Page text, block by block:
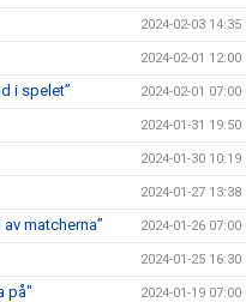
2024-02-03 14:35
2024-02-01 12:00
i spelet” 2024-02-01 07:00
2024-01-31 19:50
2024-01-30 10:19
2024-01-27 13:38
matcherna” 2024-01-26 07:00
2024-01-25 16:30
på" 2024-01-19 07:00